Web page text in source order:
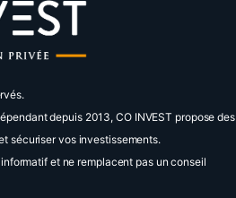
depuis 2013, CO INVEST propose des
sécuriser vos investissements.
et ne remplacent pas un conseil